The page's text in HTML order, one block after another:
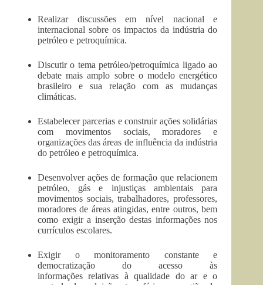
Realizar discussões em nível nacional e
internacional sobre os impactos da indústria do
petróleo e petroquímica.
Discutir o tema petróleo/petroquímica ligado ao
debate mais amplo sobre o modelo energético
brasileiro e sua relação com as mudanças
climáticas.
Estabelecer parcerias e construir ações solidárias
com movimentos sociais, moradores e
organizações das áreas de influência da indústria
do petróleo e petroquímica.
Desenvolver ações de formação que relacionem
petróleo, gás e injustiças ambientais para
movimentos sociais, trabalhadores, professores,
moradores de áreas atingidas, entre outros, bem
como exigir a inserção destas informações nos
currículos escolares.
Exigir o monitoramento constante e
democratização do acesso às
informações relativas à qualidade do ar e o